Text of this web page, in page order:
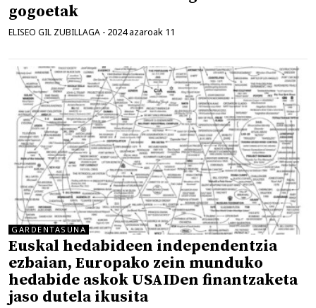
gogoetak
ELISEO GIL ZUBILLAGA - 2024 azaroak 11
GARDENTASUNA
Euskal hedabideen independentzia
ezbaian, Europako zein munduko
hedabide askok USAIDen finantzaketa
jaso dutela ikusita